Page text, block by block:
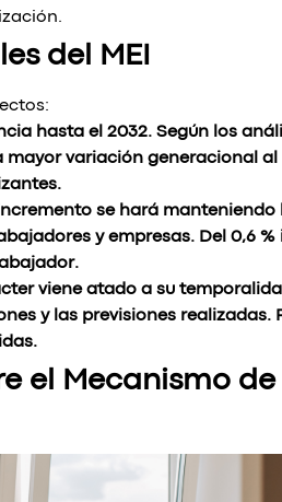
del MEI
hasta el 2032. Según los
mayor variación generacional
se hará manteniendo
y empresas. Del 0,6 %
viene atado a su
y las previsiones realizadas.
el Mecanismo de